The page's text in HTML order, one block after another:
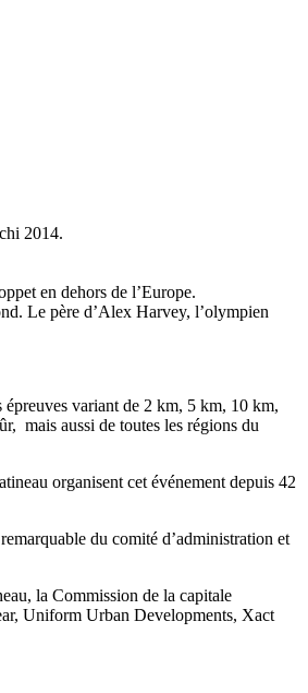
2014.
en dehors de l’Europe.
Le père d’Alex Harvey, l’olympien
épreuves variant de 2 km, 5 km, 10 km,
mais aussi de toutes les régions du
organisent cet événement depuis 42
du comité d’administration et
la Commission de la capitale
Uniform Urban Developments, Xact